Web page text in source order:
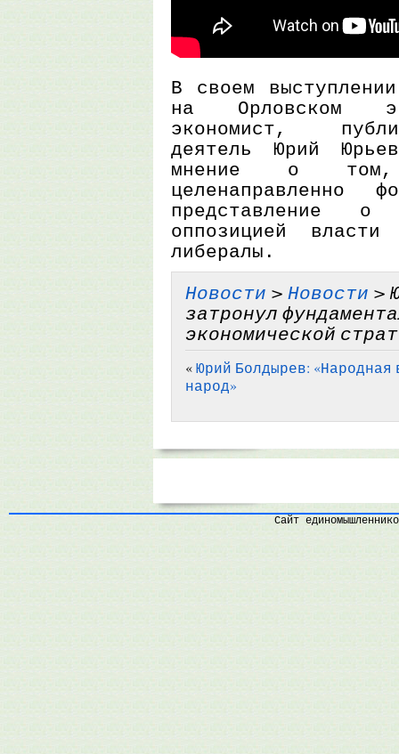
В своем
на Орловском
экономист,
деятель Юрий
мнение о
целенаправленно
представление
оппозицией власти
либералы.
Новости > Новости >
затронул
экономической
«Юрий Болдырев:
народ»
Сайт